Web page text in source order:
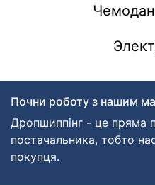
Почни роботу з нашим
Дропшиппінг - це пряма
постачальника, тобто
покупця.